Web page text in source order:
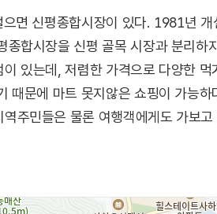
면 신평종합시장이 있다. 1981년
합시장을 신평 골목 시장과 분리하
있는데, 저렴한 가격으로 다양한 먹
때문에 마트 못지않은 쇼핑이 가능
주민들은 물론 여행객에게도 가보